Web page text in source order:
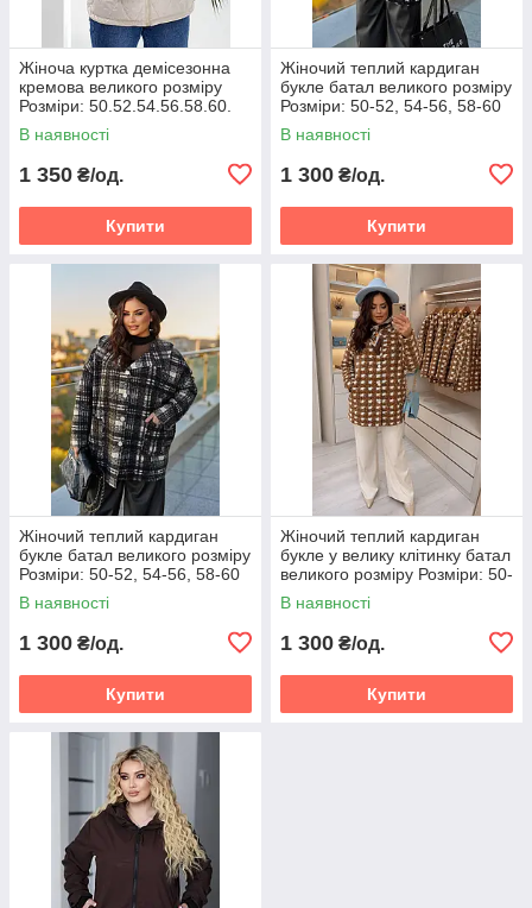
Жіноча куртка демісезонна
кремова великого розміру
Розміри: 50.52.54.56.58.60.
В наявності
1 350 ₴/од.
Купити
Жіночий теплий кардиган
букле батал великого розміру
Розміри: 50-52, 54-56, 58-60
В наявності
1 300 ₴/од.
Купити
Жіночий теплий кардиган
букле батал великого розміру
Розміри: 50-52, 54-56, 58-60
В наявності
1 300 ₴/од.
Купити
Жіночий теплий кардиган
букле у велику клітинку батал
великого розміру Розміри: 50-
52, 54-56, 58-60
В наявності
1 300 ₴/од.
Купити